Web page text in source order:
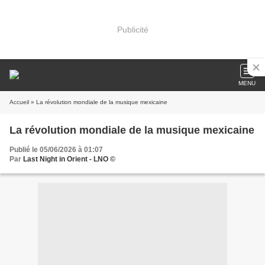
Publicité
MENU
Accueil » La révolution mondiale de la musique mexicaine
La révolution mondiale de la musique mexicaine
Publié le 05/06/2026 à 01:07
Par Last Night in Orient - LNO ©